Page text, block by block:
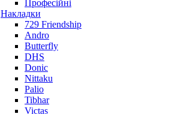
Професійні
Накладки
729 Friendship
Andro
Butterfly
DHS
Donic
Nittaku
Palio
Tibhar
Victas